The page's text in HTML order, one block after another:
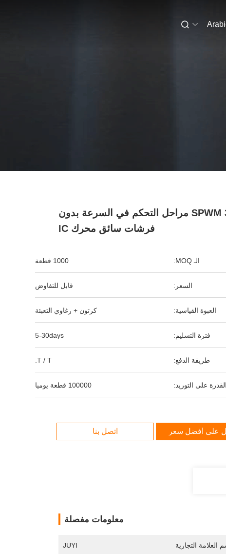
SPWM 3 مراحل التحكم في السرعة بدون
فرشات سائق محرك IC
الـ MOQ: 1000 قطعة
السعر: قابل للتفاوض
العبوة القياسية: كرتون + رغاوي التعبئة
فترة التسليم: 5-30days
طريقة الدفع: T / T.
القدرة على التوريد: 100000 قطعة يوميا
على أفضل سعر اتصل بنا
معلومات مفصلة
العلامة التجارية JUYI